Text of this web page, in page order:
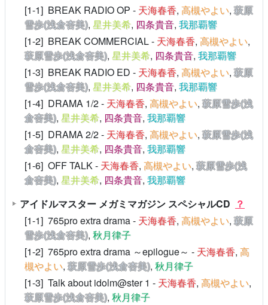
[1-1] BREAK RADIO OP - 天海春香, 高槻やよい,萩原
雪歩(浅倉杏美), 星井美希, 四条貴音, 我那覇響
[1-2] BREAK COMMERCIAL - 天海春香, 高槻やよい,
萩原雪歩(浅倉杏美), 星井美希, 四条貴音, 我那覇響
[1-3] BREAK RADIO ED - 天海春香, 高槻やよい,萩原
雪歩(浅倉杏美), 星井美希, 四条貴音, 我那覇響
[1-4] DRAMA 1/2 - 天海春香, 高槻やよい,萩原雪歩(浅
倉杏美), 星井美希, 四条貴音, 我那覇響
[1-5] DRAMA 2/2 - 天海春香, 高槻やよい,萩原雪歩(浅
倉杏美), 星井美希, 四条貴音, 我那覇響
[1-6] OFF TALK - 天海春香, 高槻やよい,萩原雪歩(浅
倉杏美), 星井美希, 四条貴音, 我那覇響
アイドルマスター メガミマガジン スペシャルCD ？
[1-1] 765pro extra drama - 天海春香, 高槻やよい,萩原
雪歩(浅倉杏美), 秋月律子
[1-2] 765pro extra drama ～epilogue～ - 天海春香, 高
槻やよい,萩原雪歩(浅倉杏美), 秋月律子
[1-3] Talk about idolm@ster 1 - 天海春香, 高槻やよい,
萩原雪歩(浅倉杏美), 秋月律子